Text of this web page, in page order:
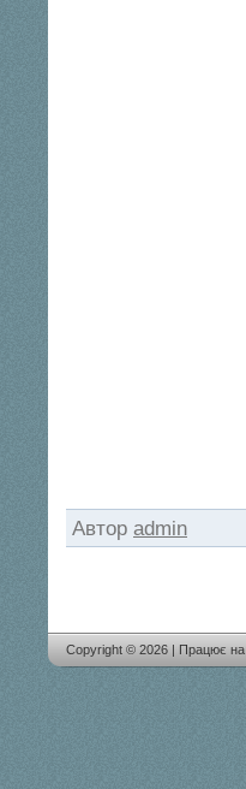
Автор admin
Copyright © 2026 | Працює на